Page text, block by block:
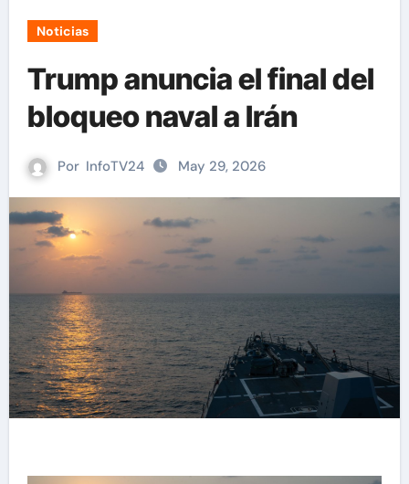
Noticias
Trump anuncia el final del
bloqueo naval a Irán
Por InfoTV24 May 29, 2026